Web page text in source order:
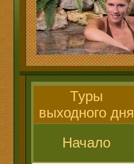
Туры
выходного дня
Начало